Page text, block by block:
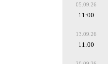
05.09.26
11:00
13.09.26
11:00